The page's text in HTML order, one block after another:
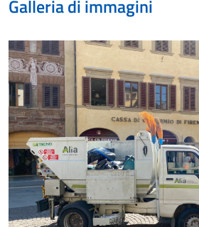
Galleria di immagini